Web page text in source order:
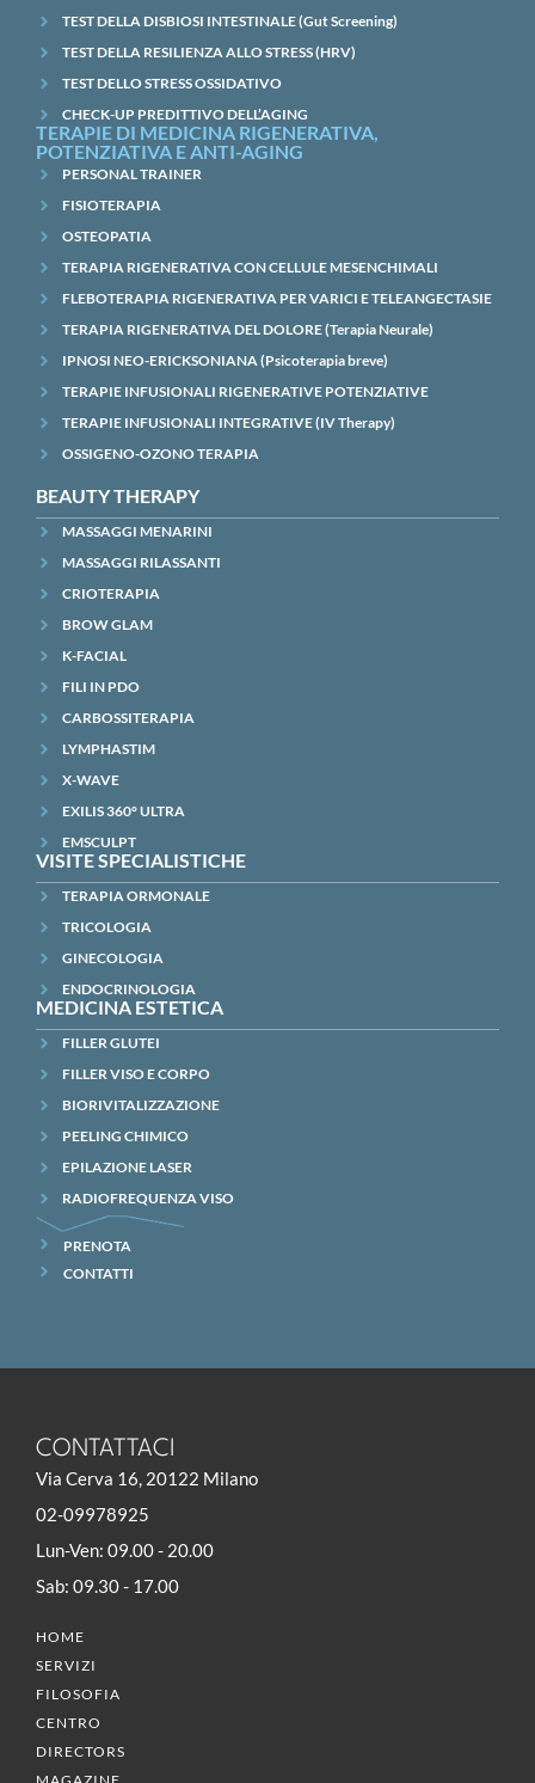
TEST DELLA DISBIOSI INTESTINALE (Gut Screening)
TEST DELLA RESILIENZA ALLO STRESS (HRV)
TEST DELLO STRESS OSSIDATIVO
CHECK-UP PREDITTIVO DELL’AGING
TERAPIE DI MEDICINA RIGENERATIVA,
POTENZIATIVA E ANTI-AGING
PERSONAL TRAINER
FISIOTERAPIA
OSTEOPATIA
TERAPIA RIGENERATIVA CON CELLULE MESENCHIMALI
FLEBOTERAPIA RIGENERATIVA PER VARICI E TELEANGECTASIE
TERAPIA RIGENERATIVA DEL DOLORE (Terapia Neurale)
IPNOSI NEO-ERICKSONIANA (Psicoterapia breve)
TERAPIE INFUSIONALI RIGENERATIVE POTENZIATIVE
TERAPIE INFUSIONALI INTEGRATIVE (IV Therapy)
OSSIGENO-OZONO TERAPIA
BEAUTY THERAPY
MASSAGGI MENARINI
MASSAGGI RILASSANTI
CRIOTERAPIA
BROW GLAM
K-FACIAL
FILI IN PDO
CARBOSSITERAPIA
LYMPHASTIM
X-WAVE
EXILIS 360° ULTRA
EMSCULPT
VISITE SPECIALISTICHE
TERAPIA ORMONALE
TRICOLOGIA
GINECOLOGIA
ENDOCRINOLOGIA
MEDICINA ESTETICA
FILLER GLUTEI
FILLER VISO E CORPO
BIORIVITALIZZAZIONE
PEELING CHIMICO
EPILAZIONE LASER
RADIOFREQUENZA VISO
PRENOTA
CONTATTI
CONTATTACI
Via Cerva 16, 20122 Milano
02-09978925
Lun-Ven: 09.00 - 20.00
Sab: 09.30 - 17.00
HOME
SERVIZI
FILOSOFIA
CENTRO
DIRECTORS